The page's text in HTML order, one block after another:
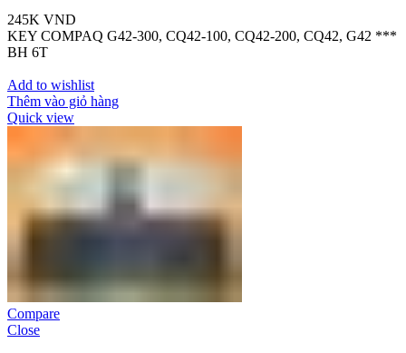
245K VND
KEY COMPAQ G42-300, CQ42-100, CQ42-200, CQ42, G42 ***
BH 6T
Add to wishlist
Thêm vào giỏ hàng
Quick view
Compare
Close